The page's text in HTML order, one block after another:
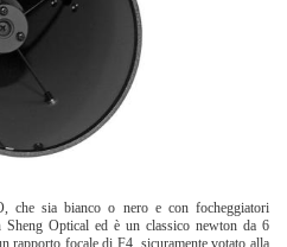
che sia bianco o nero e con focheggiatori
Sheng Optical ed è un classico newton da 6